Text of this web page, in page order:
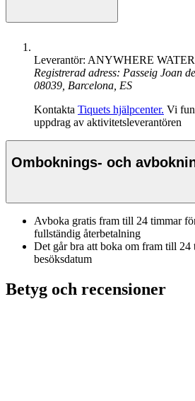
Leverantör: ANYWHERE
Registrerad adress: Passeig Joan
08039, Barcelona, ES
Kontakta Tiquets hjälpcenter. Vi
uppdrag av aktivitetsleverantören
Omboknings- och
Avboka gratis fram till 24 timmar
fullständig återbetalning
Det går bra att boka om fram till 24
besöksdatum
Betyg och recensioner